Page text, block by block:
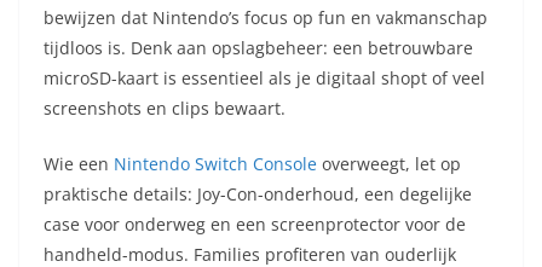
bewijzen dat Nintendo’s focus op fun en vakmanschap
tijdloos is. Denk aan opslagbeheer: een betrouwbare
microSD-kaart is essentieel als je digitaal shopt of veel
screenshots en clips bewaart.
Wie een Nintendo Switch Console overweegt, let op
praktische details: Joy-Con-onderhoud, een degelijke
case voor onderweg en een screenprotector voor de
handheld-modus. Families profiteren van ouderlijk